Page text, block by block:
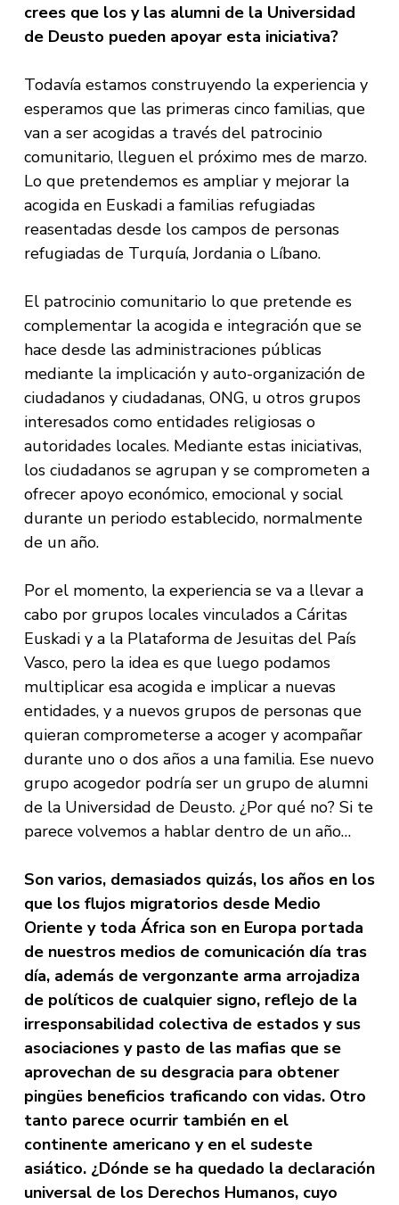
crees que los y las alumni de la Universidad
de Deusto pueden apoyar esta iniciativa?
Todavía estamos construyendo la experiencia y
esperamos que las primeras cinco familias, que
van a ser acogidas a través del patrocinio
comunitario, lleguen el próximo mes de marzo.
Lo que pretendemos es ampliar y mejorar la
acogida en Euskadi a familias refugiadas
reasentadas desde los campos de personas
refugiadas de Turquía, Jordania o Líbano.
El patrocinio comunitario lo que pretende es
complementar la acogida e integración que se
hace desde las administraciones públicas
mediante la implicación y auto-organización de
ciudadanos y ciudadanas, ONG, u otros grupos
interesados como entidades religiosas o
autoridades locales. Mediante estas iniciativas,
los ciudadanos se agrupan y se comprometen a
ofrecer apoyo económico, emocional y social
durante un periodo establecido, normalmente
de un año.
Por el momento, la experiencia se va a llevar a
cabo por grupos locales vinculados a Cáritas
Euskadi y a la Plataforma de Jesuitas del País
Vasco, pero la idea es que luego podamos
multiplicar esa acogida e implicar a nuevas
entidades, y a nuevos grupos de personas que
quieran comprometerse a acoger y acompañar
durante uno o dos años a una familia. Ese nuevo
grupo acogedor podría ser un grupo de alumni
de la Universidad de Deusto. ¿Por qué no? Si te
parece volvemos a hablar dentro de un año…
Son varios, demasiados quizás, los años en los
que los flujos migratorios desde Medio
Oriente y toda África son en Europa portada
de nuestros medios de comunicación día tras
día, además de vergonzante arma arrojadiza
de políticos de cualquier signo, reflejo de la
irresponsabilidad colectiva de estados y sus
asociaciones y pasto de las mafias que se
aprovechan de su desgracia para obtener
pingües beneficios traficando con vidas. Otro
tanto parece ocurrir también en el
continente americano y en el sudeste
asiático. ¿Dónde se ha quedado la declaración
universal de los Derechos Humanos, cuyo